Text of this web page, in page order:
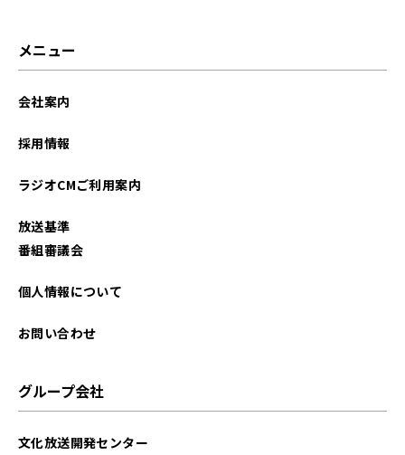
メニュー
会社案内
採用情報
ラジオCMご利用案内
放送基準
番組審議会
個人情報について
お問い合わせ
グループ会社
文化放送開発センター